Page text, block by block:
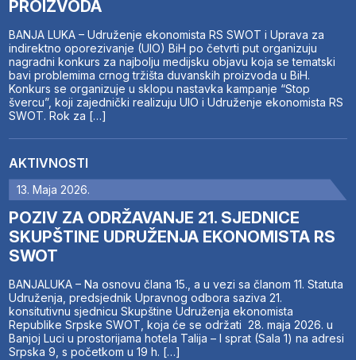
PROIZVODA
BANJA LUKA – Udruženje ekonomista RS SWOT i Uprava za
indirektno oporezivanje (UIO) BiH po četvrti put organizuju
nagradni konkurs za najbolju medijsku objavu koja se tematski
bavi problemima crnog tržišta duvanskih proizvoda u BiH.
Konkurs se organizuje u sklopu nastavka kampanje “Stop
švercu”, koji zajednički realizuju UIO i Udruženje ekonomista RS
SWOT. Rok za […]
AKTIVNOSTI
13. Maja 2026.
POZIV ZA ODRŽAVANJE 21. SJEDNICE
SKUPŠTINE UDRUŽENJA EKONOMISTA RS
SWOT
BANJALUKA – Na osnovu člana 15., a u vezi sa članom 11. Statuta
Udruženja, predsjednik Upravnog odbora saziva 21.
konsitutivnu sjednicu Skupštine Udruženja ekonomista
Republike Srpske SWOT, koja će se održati 28. maja 2026. u
Banjoj Luci u prostorijama hotela Talija – I sprat (Sala 1) na adresi
Srpska 9, s početkom u 19 h. […]